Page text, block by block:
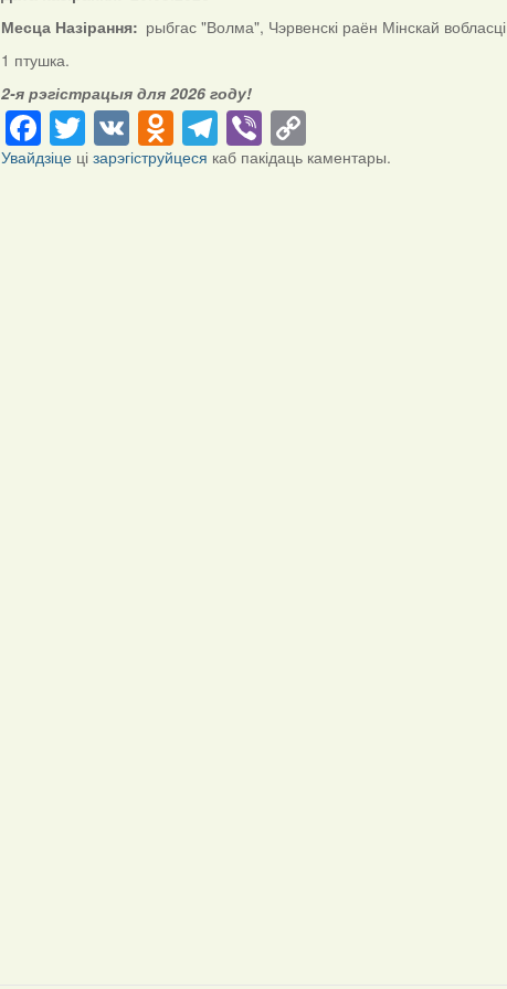
Месца Назірання
рыбгас "Волма", Чэрвенскі раён Мінскай вобласці
1 птушка.
2-я рэгістрацыя для 2026 году!
Facebook
Twitter
VKOdnoklassniki
Telegram
Viber
Link
Увайдзіце цізарэгіструйцеся каб пакідаць каментары.